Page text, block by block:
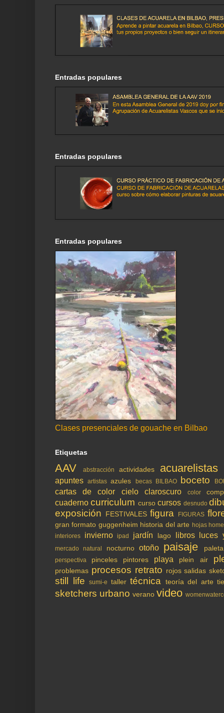
Entradas populares
Entradas populares
Entradas populares
Clases presenciales de gouache en Bilbao
Etiquetas
AAV abstracción actividades acuarelistas
apuntes artistas azules becas BILBAO boceto
cartas de color cielo claroscuro color
cuaderno curriculum curso cursos desnudo
exposición
FESTIVALES figura FIGURAS
gran formato guggenheim historia del arte hojas
interiores
invierno ipad jardín lago libros luces
mercado natural nocturno otoño paisaje paleta
perspectiva pinceles pintores playa plein air
problemas procesos retrato rojos salidas
still life sumi-e taller técnica teoría del arte
sketchers urbano verano video